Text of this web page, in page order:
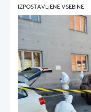
IZPOSTAVLJENE VSEBINE